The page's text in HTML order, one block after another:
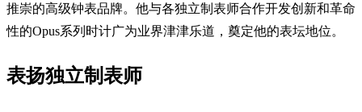
推崇的高级钟表品牌。他与各独立制表师合作开发创新和革命
性的Opus系列时计广为业界津津乐道，奠定他的表坛地位。
表扬独立制表师